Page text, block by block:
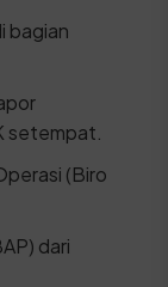
bagian
setempat.
(Biro
dari